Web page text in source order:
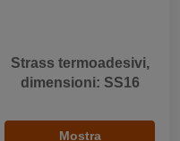
Strass termoadesivi,
dimensioni: SS16
Mostra